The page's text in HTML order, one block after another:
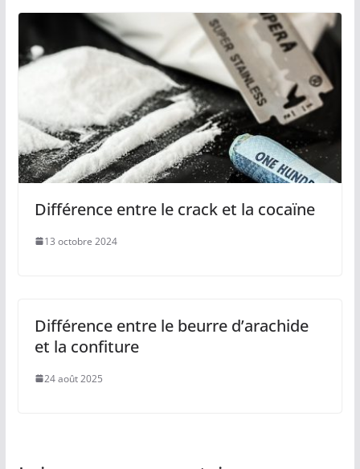
Différence entre le crack et la cocaïne
13 octobre 2024
Différence entre le beurre d’arachide
et la confiture
24 août 2025